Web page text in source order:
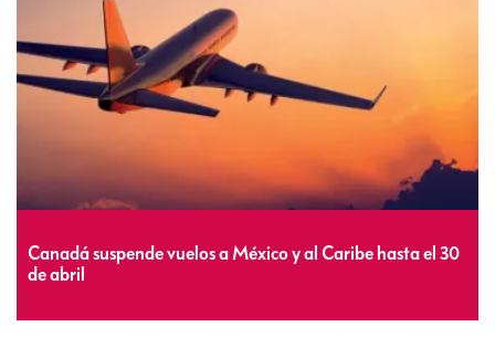
Canadá suspende vuelos a México y al Caribe hasta el 30
de abril